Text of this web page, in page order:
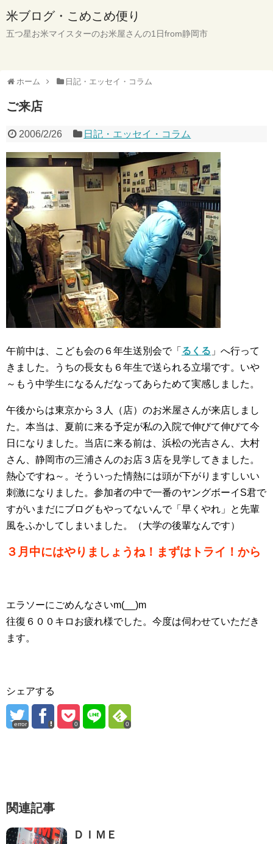
米ブログ・こめこめ便り
五つ星お米マイスターのお米屋さんの1日from静岡市
ホーム 日記・エッセイ・コラム
ご来店
2006/2/26 日記・エッセイ・コラム
午前中は、こども会の６年生送別会で「 るくる 」へ行って
きました。うちの長女も６年生で送られる立場です。いや
～もう中学生になるんだなってあらためて実感しました。
午後からは東京から３人（店）のお米屋さんが来店しまし
た。本当は、夏前に来る予定が私の入院で伸びて伸びて今
日になりました。当店に来る前は、浜松の光吉さん、大村
さん、静岡市の三浦さんのお店３店を見学してきました。
熱心ですね～。そういった情熱には頭が下がりますしいい
刺激になりました。参加者の中で一番のヤングボーイS君で
すがいまだにブログもやってないんで「早くやれ」と先輩
風をふかしてしまいました。（大学の後輩なんです）
３月中にはやりましょうね！まずはトライ！から
エラソーにごめんなさいm(__)m
往復６００キロお疲れ様でした。今度は伺わせていただき
ます。
シェアする
error 0 0
関連記事
ＤＩＭＥ